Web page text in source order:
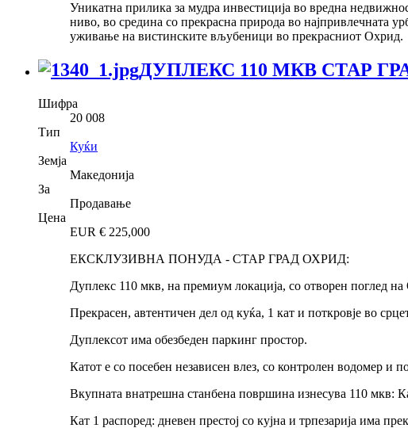
Уникатна прилика за мудра инвестиција во вредна
ниво, во средина со прекрасна природа во најпривлечната
уживање на вистинските вљубеници во прекрасниот Охрид.
ДУПЛЕКС 110 МКВ СТАР
Шифра
20 008
Тип
Куќи
Земја
Македонија
За
Продавање
Цена
EUR € 225,000
ЕКСКЛУЗИВНА ПОНУДА - СТАР ГРАД ОХРИД:
Дуплекс 110 мкв, на премиум локација, со отворен поглед
Прекрасен, автентичен дел од куќа, 1 кат и поткровје во
Дуплексот има обезбеден паркинг простор.
Катот е со посебен независен влез, со контролен водомер и
Вкупната внатрешна станбена површина изнесува 110 мкв:
Кат 1 распоред: дневен престој со кујна и трпезарија има